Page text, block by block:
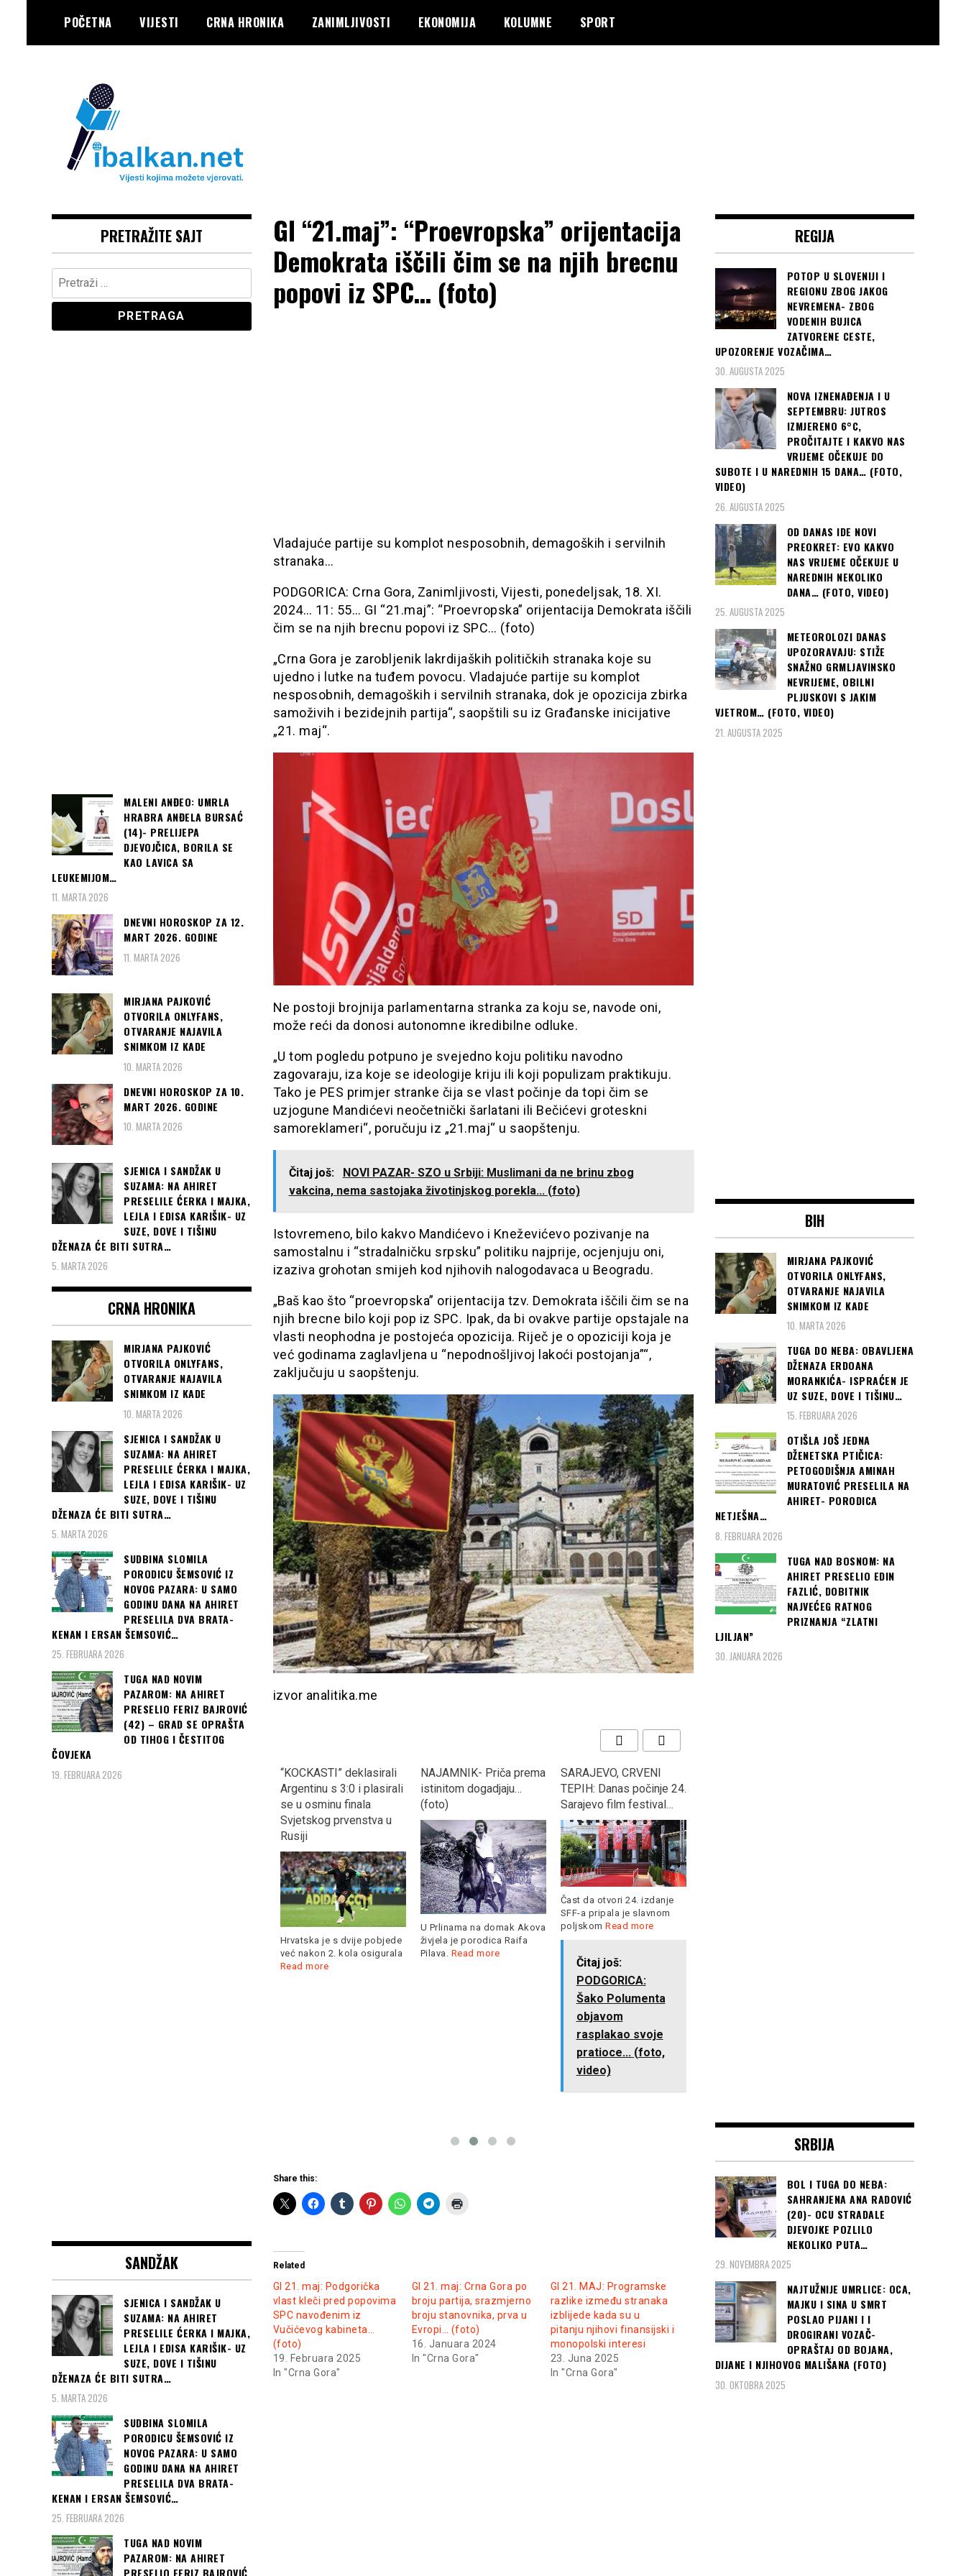
content
POČETNA VIJESTI CRNA HRONIKA ZANIMLJIVOSTI EKONOMIJA KOLUMNE SPORT
IBALKAN
GI “21.maj”: “Proevropska” orijentacija
Demokrata iščili čim se na njih brecnu
popovi iz SPC… (foto)
Vladajuće partije su komplot nesposobnih, demagoških i servilnih
stranaka…
PODGORICA: Crna Gora, Zanimljivosti, Vijesti, ponedeljsak, 18. XI.
2024… 11: 55… GI “21.maj”: “Proevropska” orijentacija Demokrata iščili
čim se na njih brecnu popovi iz SPC… (foto)
„Crna Gora je zarobljenik lakrdijaških političkih stranaka koje su
ujedno i lutke na tuđem povocu. Vladajuće partije su komplot
nesposobnih, demagoških i servilnih stranaka, dok je opozicija zbirka
samoživih i bezidejnih partija“, saopštili su iz Građanske inicijative
„21. maj“.
Ne postoji brojnija parlamentarna stranka za koju se, navode oni,
može reći da donosi autonomne ikredibilne odluke.
„U tom pogledu potpuno je svejedno koju politiku navodno
zagovaraju, iza koje se ideologije kriju ili koji populizam praktikuju.
Tako je PES primjer stranke čija se vlast počinje da topi čim se
uzjogune Mandićevi neočetnički šarlatani ili Bečićevi groteskni
samoreklameri“, poručuju iz „21.maj“ u saopštenju.
Čitaj još:
NOVI PAZAR- SZO u Srbiji: Muslimani da ne brinu zbog
vakcina, nema sastojaka životinjskog porekla... (foto)
Istovremeno, bilo kakvo Mandićevo i Kneževićevo pozivanje na
samostalnu i “stradalničku srpsku” politiku najprije, ocjenjuju oni,
izaziva grohotan smijeh kod njihovih nalogodavaca u Beogradu.
„Baš kao što “proevropska” orijentacija tzv. Demokrata iščili čim se na
njih brecne bilo koji pop iz SPC. Ipak, da bi ovakve partije opstajale na
vlasti neophodna je postojeća opozicija. Riječ je o opoziciji koja je
već godinama zaglavljena u “nepodnošljivoj lakoći postojanja”“,
zaključuju u saopštenju.
izvor analitika.me
SARAJEVO, CRVENI
“KOCKASTI” deklasirali
Argentinu s 3:0 i plasirali
se u osminu finala
Svjetskog prvenstva u
Rusiji
Hrvatska je s dvije pobjede
već nakon 2. kola osigurala
Read more
NAJAMNIK- Priča prema
istinitom dogadjaju…
(foto)
U Prlinama na domak Akova
živjela je porodica Raifa
Pilava. Read more
SARAJEVO, CRVENI
TEPIH: Danas počinje 24.
Sarajevo film festival…
Čast da otvori 24. izdanje
SFF-a pripala je slavnom
poljskom Read more
Čitaj još:
PODGORICA:
Šako Polumenta
objavom
rasplakao svoje
pratioce... (foto,
video)
Share this:
Related
GI 21. maj: Podgorička
vlast kleči pred popovima
SPC navođenim iz
Vučićevog kabineta…
(foto)
19. Februara 2025
In "Crna Gora"
GI 21. maj: Crna Gora po
broju partija, srazmjerno
broju stanovnika, prva u
Evropi… (foto)
16. Januara 2024
In "Crna Gora"
GI 21. MAJ: Programske
razlike između stranaka
izblijede kada su u
pitanju njihovi finansijski i
monopolski interesi
23. Juna 2025
In "Crna Gora"
PRETRAŽITE SAJT
Pretraga:
MALENI ANĐEO: UMRLA
HRABRA ANĐELA BURSAĆ
(14)- PRELIJEPA
DJEVOJČICA, BORILA SE
KAO LAVICA SA
LEUKEMIJOM…
11. MARTA 2026
DNEVNI HOROSKOP ZA 12.
MART 2026. GODINE
11. MARTA 2026
MIRJANA PAJKOVIĆ
OTVORILA ONLYFANS,
OTVARANJE NAJAVILA
SNIMKOM IZ KADE
10. MARTA 2026
DNEVNI HOROSKOP ZA 10.
MART 2026. GODINE
10. MARTA 2026
SJENICA I SANDŽAK U
SUZAMA: NA AHIRET
PRESELILE ĆERKA I MAJKA,
LEJLA I EDISA KARIŠIK- UZ
SUZE, DOVE I TIŠINU
DŽENAZA ĆE BITI SUTRA…
5. MARTA 2026
CRNA HRONIKA
MIRJANA PAJKOVIĆ
OTVORILA ONLYFANS,
OTVARANJE NAJAVILA
SNIMKOM IZ KADE
10. MARTA 2026
SJENICA I SANDŽAK U
SUZAMA: NA AHIRET
PRESELILE ĆERKA I MAJKA,
LEJLA I EDISA KARIŠIK- UZ
SUZE, DOVE I TIŠINU
DŽENAZA ĆE BITI SUTRA…
5. MARTA 2026
SUDBINA SLOMILA
PORODICU ŠEMSOVIĆ IZ
NOVOG PAZARA: U SAMO
GODINU DANA NA AHIRET
PRESELILA DVA BRATA-
KENAN I ERSAN ŠEMSOVIĆ…
25. FEBRUARA 2026
TUGA NAD NOVIM
PAZAROM: NA AHIRET
PRESELIO FERIZ BAJROVIĆ
(42) – GRAD SE OPRAŠTA
OD TIHOG I ČESTITOG
ČOVJEKA
19. FEBRUARA 2026
SANDŽAK
SJENICA I SANDŽAK U
SUZAMA: NA AHIRET
PRESELILE ĆERKA I MAJKA,
LEJLA I EDISA KARIŠIK- UZ
SUZE, DOVE I TIŠINU
DŽENAZA ĆE BITI SUTRA…
5. MARTA 2026
SUDBINA SLOMILA
PORODICU ŠEMSOVIĆ IZ
NOVOG PAZARA: U SAMO
GODINU DANA NA AHIRET
PRESELILA DVA BRATA-
KENAN I ERSAN ŠEMSOVIĆ…
25. FEBRUARA 2026
TUGA NAD NOVIM
PAZAROM: NA AHIRET
REGIJA
POTOP U SLOVENIJI I
REGIONU ZBOG JAKOG
NEVREMENA- ZBOG
VODENIH BUJICA
ZATVORENE CESTE,
UPOZORENJE VOZAČIMA…
30. AUGUSTA 2025
NOVA IZNENAĐENJA I U
SEPTEMBRU: JUTROS
IZMJERENO 6°C,
PROČITAJTE I KAKVO NAS
VRIJEME OČEKUJE DO
SUBOTE I U NAREDNIH 15 DANA… (FOTO,
VIDEO)
26. AUGUSTA 2025
OD DANAS IDE NOVI
PREOKRET: EVO KAKVO
NAS VRIJEME OČEKUJE U
NAREDNIH NEKOLIKO
DANA… (FOTO, VIDEO)
25. AUGUSTA 2025
METEOROLOZI DANAS
UPOZORAVAJU: STIŽE
SNAŽNO GRMLJAVINSKO
NEVRIJEME, OBILNI
PLJUSKOVI S JAKIM
VJETROM… (FOTO, VIDEO)
21. AUGUSTA 2025
BIH
MIRJANA PAJKOVIĆ
OTVORILA ONLYFANS,
OTVARANJE NAJAVILA
SNIMKOM IZ KADE
10. MARTA 2026
TUGA DO NEBA: OBAVLJENA
DŽENAZA ERDOANA
MORANKIĆA- ISPRAĆEN JE
UZ SUZE, DOVE I TIŠINU…
15. FEBRUARA 2026
OTIŠLA JOŠ JEDNA
DŽENETSKA PTIČICA:
PETOGODIŠNJA AMINAH
MURATOVIĆ PRESELILA NA
AHIRET- PORODICA
NETJEŠNA…
8. FEBRUARA 2026
TUGA NAD BOSNOM: NA
AHIRET PRESELIO EDIN
FAZLIĆ, DOBITNIK
NAJVEĆEG RATNOG
PRIZNANJA “ZLATNI
LJILJAN”
30. JANUARA 2026
SRBIJA
BOL I TUGA DO NEBA:
SAHRANJENA ANA RADOVIĆ
(20)- OCU STRADALE
DJEVOJKE POZLILO
NEKOLIKO PUTA…
29. NOVEMBRA 2025
NAJTUŽNIJE UMRLICE: OCA,
MAJKU I SINA U SMRT
POSLAO PIJANI I I
DROGIRANI VOZAČ-
OPRAŠTAJ OD BOJANA,
DIJANE I NJIHOVOG MALIŠANA (FOTO)
30. OKTOBRA 2025